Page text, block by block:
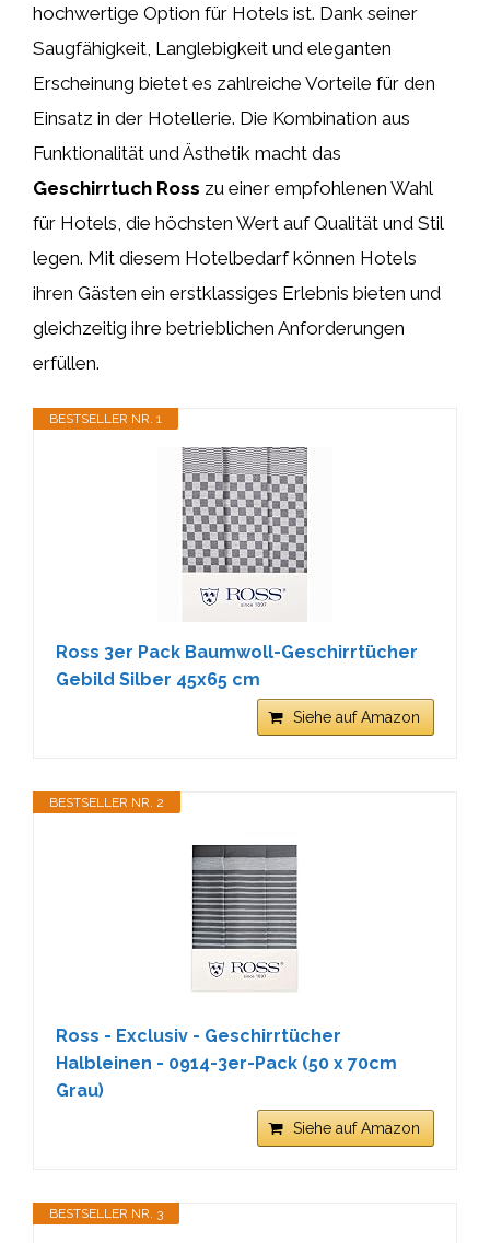
hochwertige Option für Hotels ist. Dank seiner
Saugfähigkeit, Langlebigkeit und eleganten
Erscheinung bietet es zahlreiche Vorteile für den
Einsatz in der Hotellerie. Die Kombination aus
Funktionalität und Ästhetik macht das
Geschirrtuch Ross zu einer empfohlenen Wahl
für Hotels, die höchsten Wert auf Qualität und Stil
legen. Mit diesem Hotelbedarf können Hotels
ihren Gästen ein erstklassiges Erlebnis bieten und
gleichzeitig ihre betrieblichen Anforderungen
erfüllen.
BESTSELLER NR. 1
Ross 3er Pack Baumwoll-Geschirrtücher
Gebild Silber 45x65 cm
Siehe auf Amazon
BESTSELLER NR. 2
Ross - Exclusiv - Geschirrtücher
Halbleinen - 0914-3er-Pack (50 x 70cm
Grau)
Siehe auf Amazon
BESTSELLER NR. 3